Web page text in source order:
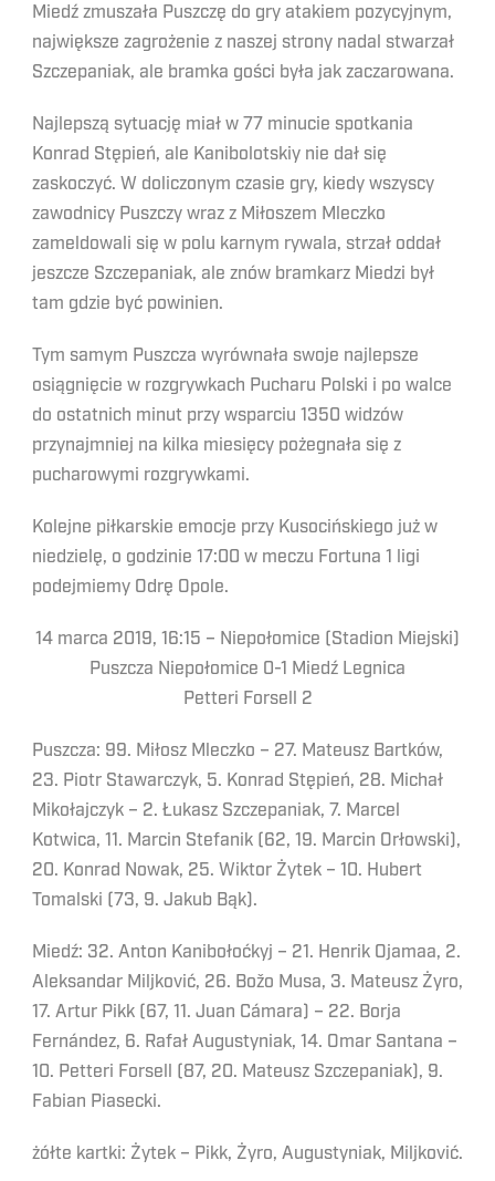
Miedź zmuszała Puszczę do gry atakiem pozycyjnym,
największe zagrożenie z naszej strony nadal stwarzał
Szczepaniak, ale bramka gości była jak zaczarowana.
Najlepszą sytuację miał w 77 minucie spotkania
Konrad Stępień, ale Kanibolotskiy nie dał się
zaskoczyć. W doliczonym czasie gry, kiedy wszyscy
zawodnicy Puszczy wraz z Miłoszem Mleczko
zameldowali się w polu karnym rywala, strzał oddał
jeszcze Szczepaniak, ale znów bramkarz Miedzi był
tam gdzie być powinien.
Tym samym Puszcza wyrównała swoje najlepsze
osiągnięcie w rozgrywkach Pucharu Polski i po walce
do ostatnich minut przy wsparciu 1350 widzów
przynajmniej na kilka miesięcy pożegnała się z
pucharowymi rozgrywkami.
Kolejne piłkarskie emocje przy Kusocińskiego już w
niedzielę, o godzinie 17:00 w meczu Fortuna 1 ligi
podejmiemy Odrę Opole.
14 marca 2019, 16:15 – Niepołomice (Stadion Miejski)
Puszcza Niepołomice 0-1 Miedź Legnica
Petteri Forsell 2
Puszcza: 99. Miłosz Mleczko – 27. Mateusz Bartków,
23. Piotr Stawarczyk, 5. Konrad Stępień, 28. Michał
Mikołajczyk – 2. Łukasz Szczepaniak, 7. Marcel
Kotwica, 11. Marcin Stefanik (62, 19. Marcin Orłowski),
20. Konrad Nowak, 25. Wiktor Żytek – 10. Hubert
Tomalski (73, 9. Jakub Bąk).
Miedź: 32. Anton Kanibołoćkyj – 21. Henrik Ojamaa, 2.
Aleksandar Miljković, 26. Božo Musa, 3. Mateusz Żyro,
17. Artur Pikk (67, 11. Juan Cámara) – 22. Borja
Fernández, 6. Rafał Augustyniak, 14. Omar Santana –
10. Petteri Forsell (87, 20. Mateusz Szczepaniak), 9.
Fabian Piasecki.
żółte kartki: Żytek – Pikk, Żyro, Augustyniak, Miljković.